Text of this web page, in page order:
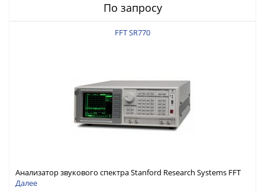
По запросу
FFT SR770
Анализатор звукового спектра Stanford Research Systems FFT
SR770
Далее